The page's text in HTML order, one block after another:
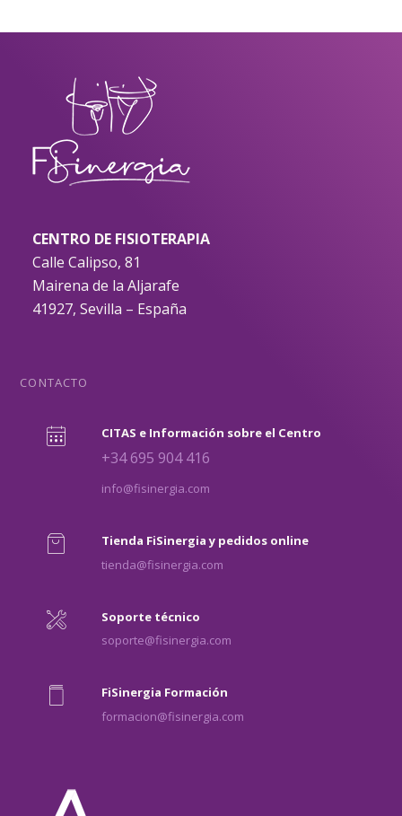
CENTRO DE FISIOTERAPIA
Calle Calipso, 81
Mairena de la Aljarafe
41927, Sevilla – España
CONTACTO
CITAS e Información sobre el Centro
+34 695 904 416
info@fisinergia.com
Tienda FiSinergia y pedidos online
tienda@fisinergia.com
Soporte técnico
soporte@fisinergia.com
FiSinergia Formación
formacion@fisinergia.com